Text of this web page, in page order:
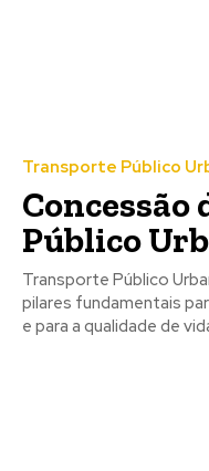
Transporte Público
Público
Transporte Público Urbano A mobilidade urbana é
pilares fundamentais
e para a qualidade de